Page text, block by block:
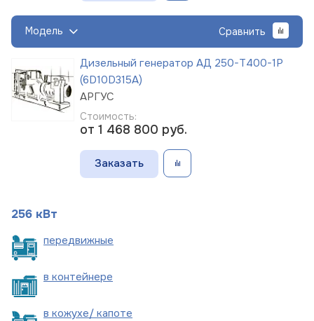
Модель Сравнить
Дизельный генератор АД 250-Т400-1Р
(6D10D315A)
АРГУС
Стоимость:
от 1 468 800 руб.
Заказать
256 кВт
передвижные
в контейнере
в кожухе/ капоте